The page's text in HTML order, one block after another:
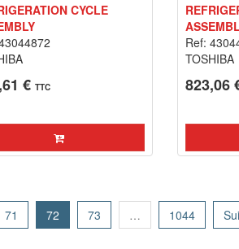
CYCLE
€ TTC
Ref:
TOSHIBA
823,06
71 72 73 … 1044